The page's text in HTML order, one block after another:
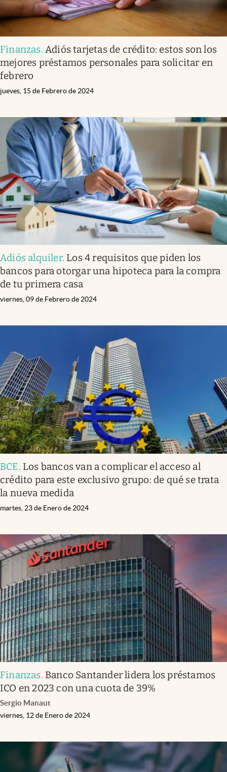
Finanzas.Adiós tarjetas de crédito: estos son los
mejores préstamos personales para solicitar en
febrero
jueves, 15 de Febrero de 2024
Adiós alquiler. Los 4 requisitos que piden los
bancos para otorgar una hipoteca para la compra
de tu primera casa
viernes, 09 de Febrero de 2024
BCE. Los bancos van a complicar el acceso al
crédito para este exclusivo grupo: de qué se trata
la nueva medida
martes, 23 de Enero de 2024
Finanzas. Banco Santander lidera los préstamos
ICO en 2023 con una cuota de 39%
Sergio Manaut
viernes, 12 de Enero de 2024